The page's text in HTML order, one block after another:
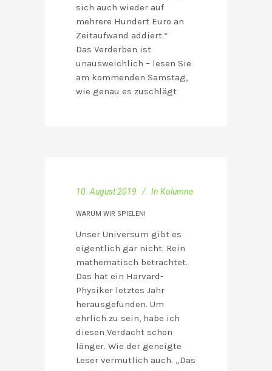
sich auch wieder auf
mehrere Hundert Euro an
Zeitaufwand addiert.“
Das Verderben ist
unausweichlich – lesen Sie
am kommenden Samstag,
wie genau es zuschlägt
10. August 2019 In Kolumne
WARUM WIR SPIELEN!
Unser Universum gibt es
eigentlich gar nicht. Rein
mathematisch betrachtet.
Das hat ein Harvard-
Physiker letztes Jahr
herausgefunden. Um
ehrlich zu sein, habe ich
diesen Verdacht schon
länger. Wie der geneigte
Leser vermutlich auch. „Das